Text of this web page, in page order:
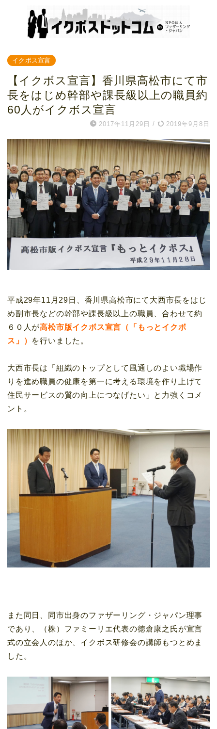
イクボス宣言
【イクボス宣言】香川県高松市にて市
長をはじめ幹部や課長級以上の職員約
60人がイクボス宣言
2017年11月29日 / 2019年9月8日
平成29年11月29日、香川県高松市にて大西市長をはじ
め副市長などの幹部や課長級以上の職員、合わせて約
６０人が高松市版イクボス宣言（「もっとイクボ
ス」） を行いました。
大西市長は「組織のトップとして風通しのよい職場作
りを進め職員の健康を第一に考える環境を作り上げて
住民サービスの質の向上につなげたい」と力強くコメ
ント。
また同日、同市出身のファザーリング・ジャパン理事
であり、（株）ファミーリエ代表の徳倉康之氏が宣言
式の立会人のほか、イクボス研修会の講師もつとめま
した。